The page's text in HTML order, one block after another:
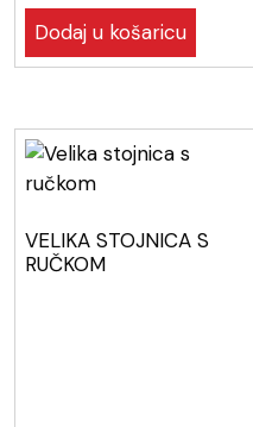
Dodaj u košaricu
VELIKA STOJNICA S
RUČKOM